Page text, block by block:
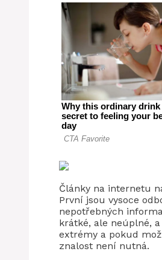
Články na internetu
První jsou vysoce
nepotřebných
krátké, ale neúplné,
extrémy a pokud
znalost není nutná.